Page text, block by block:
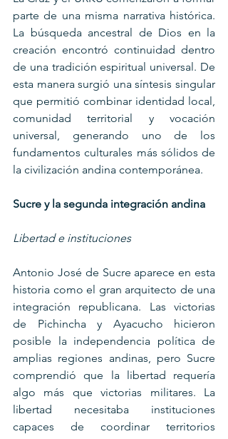
parte de una misma narrativa histórica.
La búsqueda ancestral de Dios en la
creación encontró continuidad dentro
de una tradición espiritual universal. De
esta manera surgió una síntesis singular
que permitió combinar identidad local,
comunidad territorial y vocación
universal, generando uno de los
fundamentos culturales más sólidos de
la civilización andina contemporánea.
Sucre y la segunda integración andina
Libertad e instituciones
Antonio José de Sucre aparece en esta
historia como el gran arquitecto de una
integración republicana. Las victorias
de Pichincha y Ayacucho hicieron
posible la independencia política de
amplias regiones andinas, pero Sucre
comprendió que la libertad requería
algo más que victorias militares. La
libertad necesitaba instituciones
capaces de coordinar territorios